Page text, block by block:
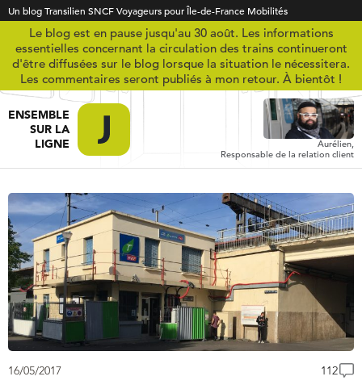
Un blog Transilien SNCF Voyageurs pour Île-de-France Mobilités
Le blog est en pause jusqu'au 30 août. Les informations
essentielles concernant la circulation des trains continueront
d'être diffusées sur le blog lorsque la situation le nécessitera.
Les commentaires seront publiés à mon retour. À bientôt !
ENSEMBLE
SUR LA
LIGNE
Aurélien,
Responsable de la relation client
16/05/2017 112